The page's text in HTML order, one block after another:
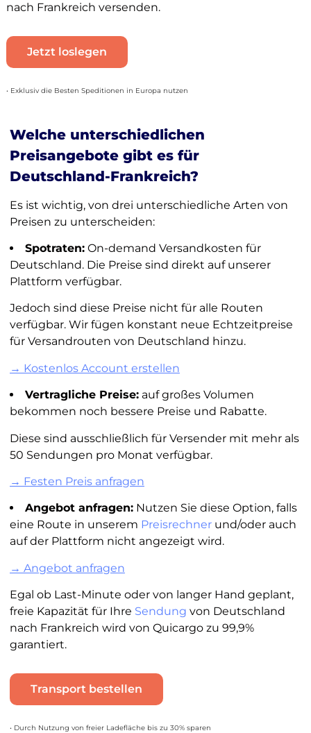
nach Frankreich versenden.
Jetzt loslegen
• Exklusiv die Besten Speditionen in Europa nutzen
Welche unterschiedlichen
Preisangebote gibt es für
Deutschland-Frankreich?
Es ist wichtig, von drei unterschiedliche Arten von
Preisen zu unterscheiden:
Spotraten:On-demand Versandkosten für
Deutschland. Die Preise sind direkt auf unserer
Plattform verfügbar.
Jedoch sind diese Preise nicht für alle Routen
verfügbar. Wir fügen konstant neue Echtzeitpreise
für Versandrouten von Deutschland hinzu.
→ Kostenlos Account erstellen
Vertragliche Preise:auf großes Volumen
bekommen noch bessere Preise und Rabatte.
Diese sind ausschließlich für Versender mit mehr als
50 Sendungen pro Monat verfügbar.
→ Festen Preis anfragen
Angebot anfragen:Nutzen Sie diese Option, falls
eine Route in unserem Preisrechnerund/oder auch
auf der Plattform nicht angezeigt wird.
→ Angebot anfragen
Egal ob Last-Minute oder von langer Hand geplant,
freie Kapazität für Ihre Sendung von Deutschland
nach Frankreich wird von Quicargo zu 99,9%
garantiert.
Transport bestellen
• Durch Nutzung von freier Ladefläche bis zu 30% sparen